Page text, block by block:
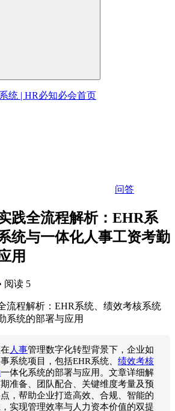
统 | HR必知必会首页
问答
践全流程解析：EHR系
统与一体化人事工资考勤
用
阅读 5
人事管理数字化转型背景下，企业如
系统项目，包括EHR系统、 绩效考核
一体化系统的部署与应用。文章详细解
准备、团队配合、关键维度考量及预
，帮助企业打造高效、合规、智能的
实现管理效率与人力资本价值的双提